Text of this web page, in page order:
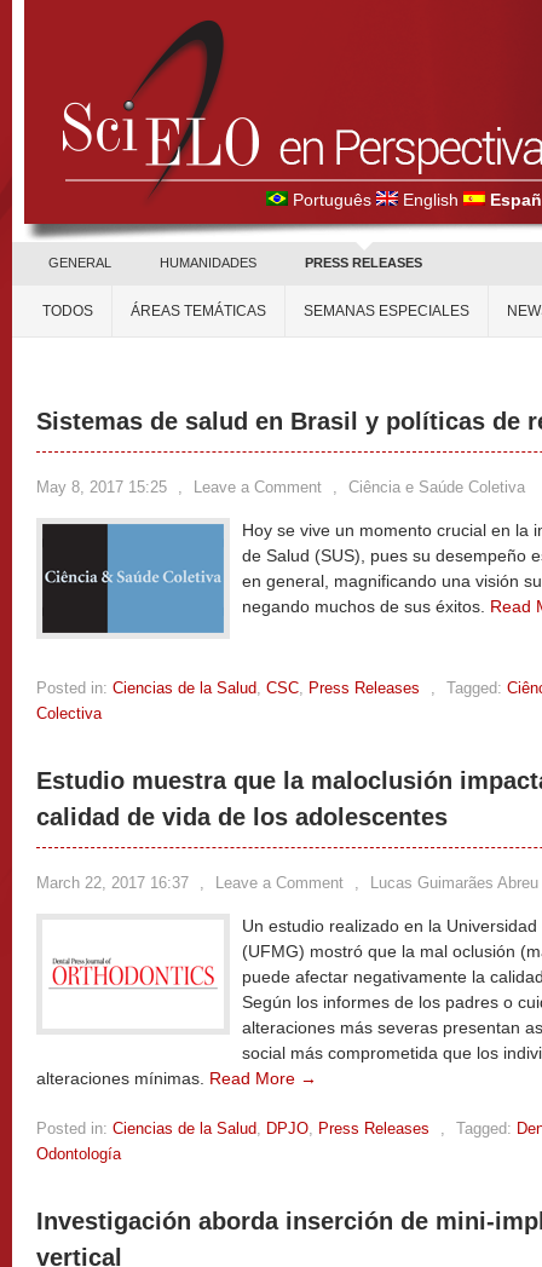
Português English
GENERAL HUMANIDADES PRESS RELEASES
TODOS ÁREAS TEMÁTICAS SEMANAS ESPECIALES
Sistemas de salud en Brasil y políticas de
May 8, 2017 15:25 , Leave a Comment , Ciência e Saúde Coletiva
Hoy se vive un momento crucial en la
de Salud (SUS), pues su desempeño
en general, magnificando una visión
negando muchos de sus éxitos. Read
Posted in: Ciencias de la Salud, CSC, Press Releases , Tagged:
Colectiva
Estudio muestra que la maloclusión
calidad de vida de los adolescentes
March 22, 2017 16:37 , Leave a Comment , Lucas Guimarães Abreu
Un estudio realizado en la
(UFMG) mostró que la mal oclusión
puede afectar negativamente la
Según los informes de los padres o
alteraciones más severas presentan
social más comprometida que los
alteraciones mínimas. Read More →
Posted in: Ciencias de la Salud, DPJO, Press Releases , Tagged:
Odontología
Investigación aborda inserción de mini-
vertical